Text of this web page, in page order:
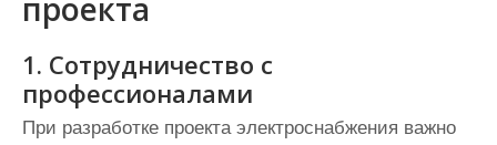
проекта
1. Сотрудничество с
профессионалами
При разработке проекта электроснабжения важно